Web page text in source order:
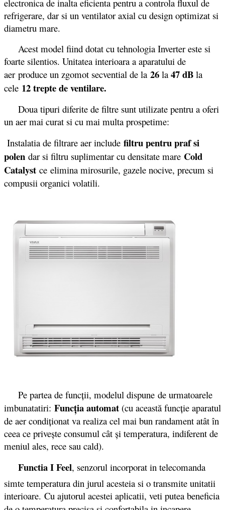
electronica de inalta eficienta pentru a controla fluxul de
refrigerare, dar si un ventilator axial cu design optimizat si
diametru mare.
Acest model fiind dotat cu tehnologia Inverter este si
foarte silentios. Unitatea interioara a aparatului de
aer produce un zgomot secvential de la 26 la 47 dB la
cele 12 trepte de ventilare.
Doua tipuri diferite de filtre sunt utilizate pentru a oferi
un aer mai curat si cu mai multa prospetime:
Instalatia de filtrare aer include filtru pentru praf si
polen dar si filtru suplimentar cu densitate mare Cold
Catalyst ce elimina mirosurile, gazele nocive, precum si
compusii organici volatili.
Pe partea de funcții, modelul dispune de urmatoarele
imbunatatiri: Funcţia automat (cu această funcţie aparatul
de aer condiţionat va realiza cel mai bun randament atât în
ceea ce priveşte consumul cât şi temperatura, indiferent de
meniul ales, rece sau cald).
Functia I Feel, senzorul incorporat in telecomanda
simte temperatura din jurul acesteia si o transmite unitatii
interioare. Cu ajutorul acestei aplicatii, veti putea beneficia